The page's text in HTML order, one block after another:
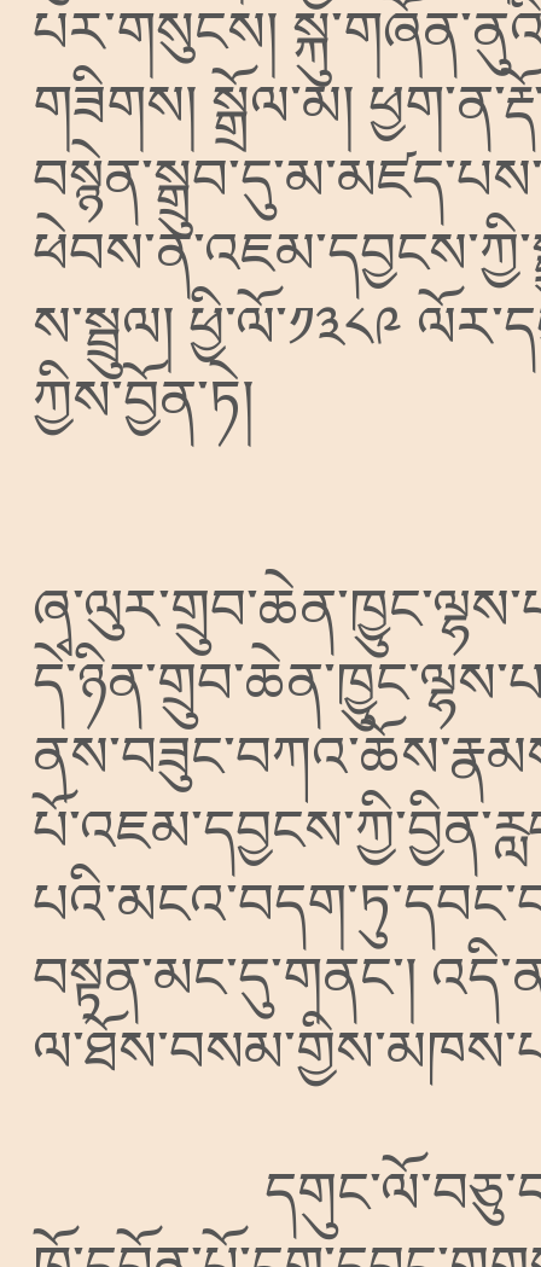
པར་གསུངས།
གཟིགས། སྒྲོལ་མ།
ས་སྦྲུལ། ཕྱི་ལོ་༡༣༨༩
ཀྱིས་བྱོན་ཏེ།
བསྟན་མང་དུ་གནང༌།